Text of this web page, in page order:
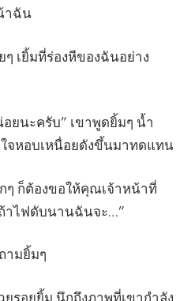
าฉัน
เยิ้มที่ร่องหีของฉันอย่าง
ยนะครับ” เขาพูดยิ้มๆ น้ำ
ใจหอบเหนื่อยดังขึ้นมาทดแทน
ๆ ก็ต้องขอให้คุณเจ้าหน้าที่
าไฟดับนานฉันจะ…”
ามยิ้มๆ
รอยยิ้ม นึกถึงภาพที่เขากำลัง